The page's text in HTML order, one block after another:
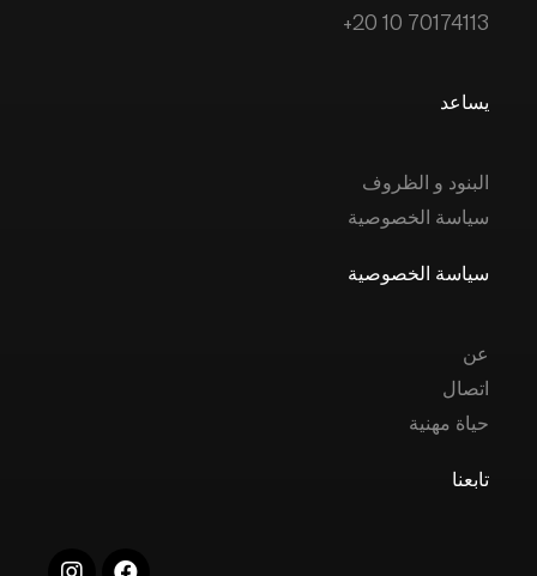
+20 10 70174113
يساعد
البنود و الظروف
سياسة الخصوصية
سياسة الخصوصية
عن
اتصال
حياة مهنية
تابعنا